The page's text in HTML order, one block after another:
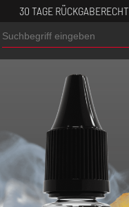
30 TAGE RÜCKGABERECHT